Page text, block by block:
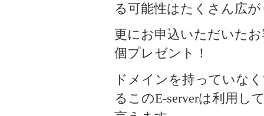
る可能性はたくさん広
更にお申込いただいた
個プレゼント！
ドメインを持っていな
るこのE-serverは利用し